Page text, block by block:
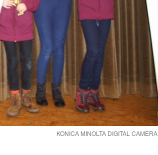
KONICA MINOLTA DIGITAL CAMERA